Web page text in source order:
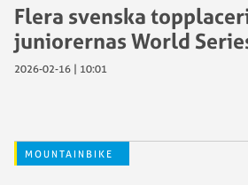
Flera svenska
juniorernas World
2026-02-16 | 10:01
MOUNTAINBIKE